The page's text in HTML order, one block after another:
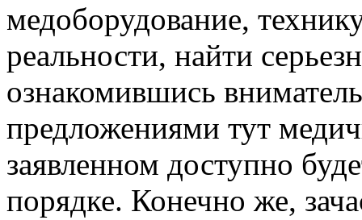
медоборудование,
реальности, найти
ознакомившись
предложениями тут
заявленном доступно
порядке. Конечно же,